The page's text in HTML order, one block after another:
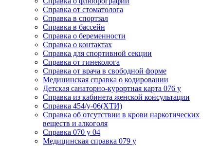
Справка от стоматолога
Справка в спортзал
Справка в бассейн
Справка о беременности
Справка о контактах
Справка для спортивной секции
Справка от гинеколога
Справка от врача в свободной форме
Медицинская справка о кодировании
Детская санаторно-курортная карта 076 у
Справка из кабинета женской консультации
Справка 454/у-06(ХТИ)
Справка об отсутствии в крови наркотических
веществ и алкоголя
Справка 070 у 04
Медицинская справка 079 у